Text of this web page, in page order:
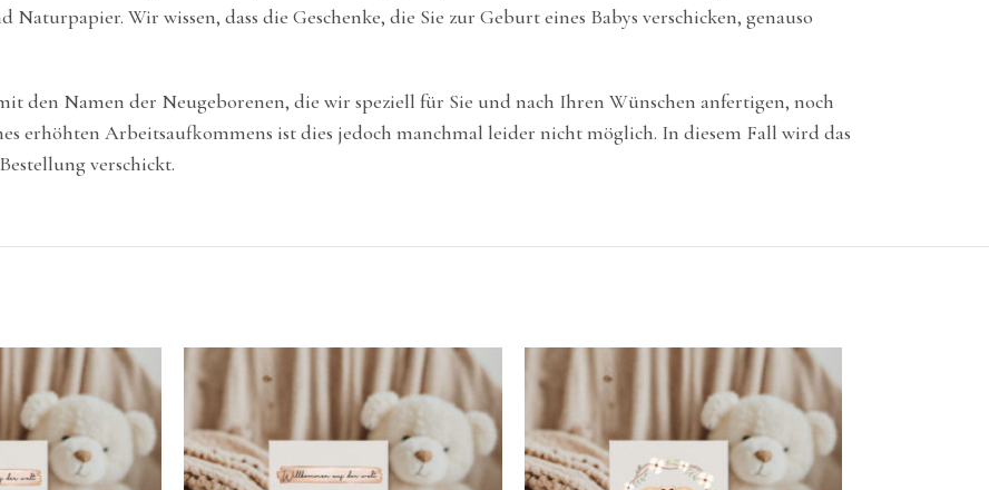
Wir wissen, dass die Geschenke, die Sie zur Geburt eines Babys verschicken, genauso
den Namen der Neugeborenen, die wir speziell für Sie und nach Ihren Wünschen anfertigen, noch
erhöhten Arbeitsaufkommens ist dies jedoch manchmal leider nicht möglich. In diesem Fall wird das
verschickt.